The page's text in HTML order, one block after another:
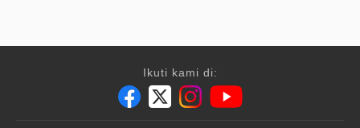
Ikuti kami di: